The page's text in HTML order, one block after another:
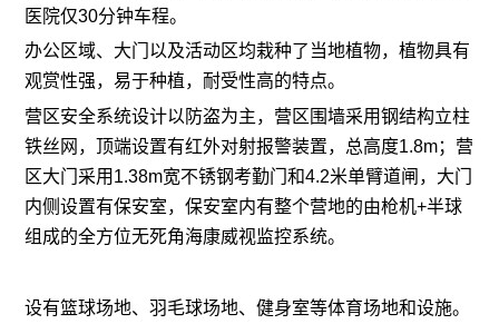
医院仅30分钟车程。
办公区域、大门以及活动区均栽种了当地植物，植物具有
观赏性强，易于种植，耐受性高的特点。
营区安全系统设计以防盗为主，营区围墙采用钢结构立柱
铁丝网，顶端设置有红外对射报警装置，总高度1.8m；营
区大门采用1.38m宽不锈钢考勤门和4.2米单臂道闸，大门
内侧设置有保安室，保安室内有整个营地的由枪机+半球
组成的全方位无死角海康威视监控系统。
设有篮球场地、羽毛球场地、健身室等体育场地和设施。